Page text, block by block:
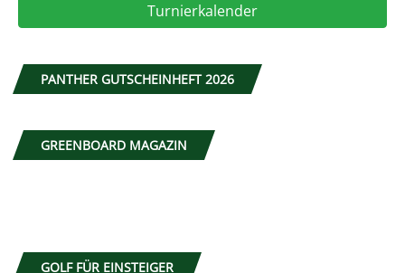
Turnierkalender
PANTHER GUTSCHEINHEFT 2026
GREENBOARD MAGAZIN
GOLF FÜR EINSTEIGER